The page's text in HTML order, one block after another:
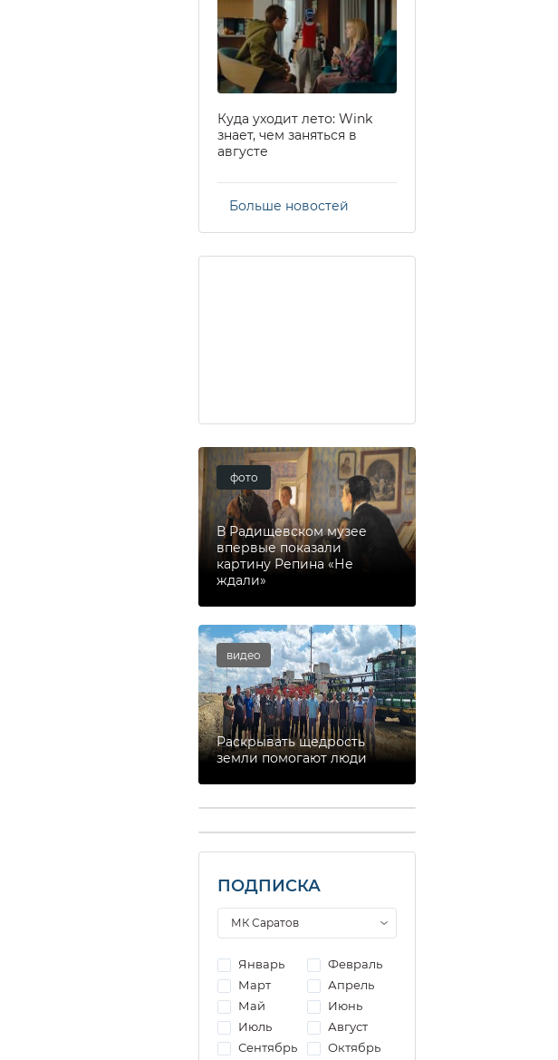
Куда уходит лето: Wink
знает, чем заняться в
августе
Больше новостей
фото
В Радищевском музее
впервые показали
картину Репина «Не
ждали»
видео
Раскрывать щедрость
земли помогают люди
ПОДПИСКА
Январь
Февраль
Март
Апрель
Май
Июнь
Июль
Август
Сентябрь
Октябрь